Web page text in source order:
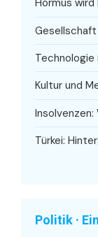
Hormus
Gesellschaft
Technologie
Kultur und
Türkei:
Politik ·